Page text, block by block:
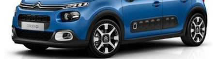
Services
Forum